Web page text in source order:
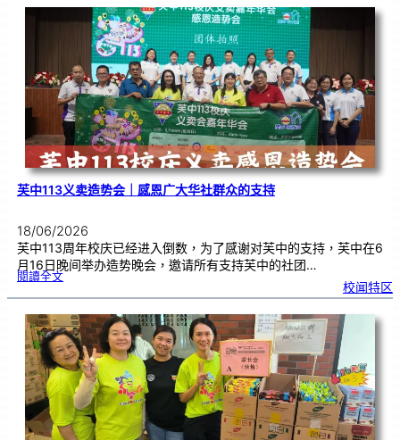
度
感
卡
仪
式
芙中113义卖造势会｜感恩广大华社群众的支持
18/06/2026
芙中113周年校庆已经进入倒数，为了感谢对芙中的支持，芙中在6
月16日晚间举办造势晚会，邀请所有支持芙中的社团…
閱讀全文:芙
1
义
卖
造
势
会
｜
感
恩
广
大
华
社群
众
的
支
持
校闻特区